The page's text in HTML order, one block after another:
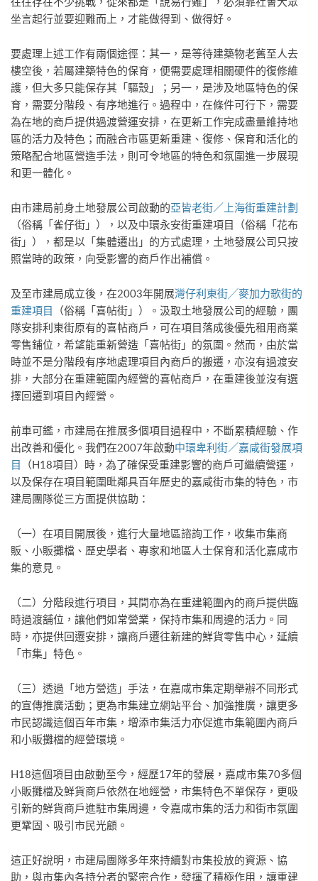
坐言起行並要迎難而上，才能做得到、做得好。
要處理上述工作有兩個途徑：其一，是等待建築物老舊至人去
樓空後，若屬建築特色的保育，便需要處理相關硬件的復修維
護，但大多只能保存其「驅殼」；另一，是涉及地區特色的保
育，需要分階段、有序地進行。過程中，在條件可行下，需要
為在地的商戶提供過渡營運安排，在更新工作完成盡量維持地
區的活力及特色；而融合市區更新重建、復修、保育和活化的
策略配合地區營造手法，則可令地區的特色和氛圍進一步展現
和更一體化。
由市建局前身土地發展公司啟動的亞皆老街／上海街重建計劃
（俗稱「雀仔街」），以及中環永安街重建項目（俗稱「花布
街」），都是以「集體遷出」的方式處理，土地發展公司只按
照當時的政策，向受影響的商戶作出補償。
及至市建局成立後，在2003年開展灣仔利東街╱麥加力歌街的
重建項目 （俗稱「喜帖街」）。汲取土地發展公司的經驗，團
隊安排利東街原有的喜帖商戶，可在項目落成後優先租用商業
零售鋪位，希望能重新營造「喜帖街」的氛圍。然而，由於當
時並不是分階段有序地處理項目內商戶的搬遷，亦沒有過渡安
排，大部分在重建範圍內經營的喜帖商戶，在重建後並沒有選
擇回遷到項目內經營。
前車可鑑，市建局在推展多個項目過程中，不斷累積經驗、作
出改善和優化。我們在2007年啟動中環卑利街／嘉咸街發展項
目 （H18項目）時，為了確保受重建影響的商戶可繼續營運，
以及保存在項目範圍毗鄰具百年歷史的嘉咸街市集的特色，市
建局團隊從三方面提供協助：
（一）在項目開展後，進行大量地區諮詢工作，收集市集商
販、小販攤檔、歷史學者、專家和地區人士保育和活化嘉咸市
集的意見。
（二）分階段進行項目，其間亦為在重建範圍內的商戶提供臨
時過渡舖位，讓他們如常營業，保持市集和周邊的活力。同
時，亦提供回遷安排，讓商戶遷往新建的鮮貨零售中心，延續
「市集」特色。
（三）透過「地方營造」手法，在嘉咸市集定期舉辦不同形式
的宣傳推廣活動；更為市集建立網站平台、加強推廣，讓更多
市民認識這個百年市集，增添市集活力亦促進市集範圍內商戶
和小販攤檔的經營環境。
H18這個項目由啟動至今，經歷17年的發展，嘉咸市集70多個
小販攤檔及鮮貨商戶依然在地經營，市集特色不單保存，更吸
引新的鮮貨商戶進駐市集周邊，令嘉咸市集的活力和街市氛圍
更鞏固、吸引市民光顧。
這正好說明，市建局團隊多年來持續對市集投放的資源、協
助，與市集內各持分者的緊密合作，發揮了積極作用，讓重建